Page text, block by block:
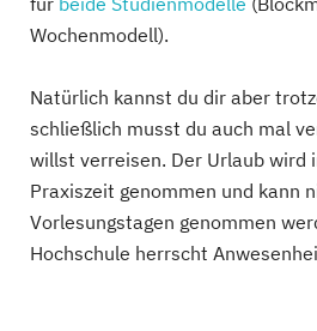
Wochenmodell).
Natürlich kannst du dir aber
schließlich musst du auch mal
willst verreisen. Der Urlaub wird
Praxiszeit genommen und kann
Vorlesungstagen genommen
Hochschule herrscht